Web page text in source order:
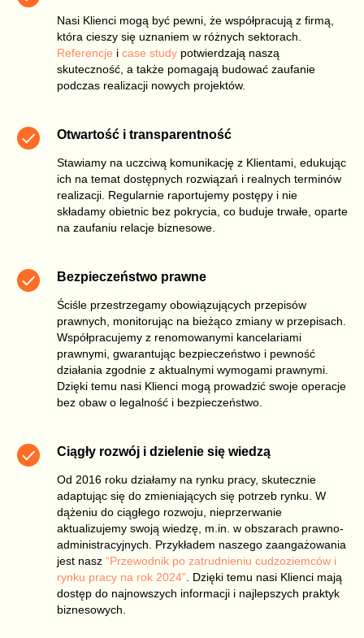
Nasi Klienci mogą być pewni, że współpracują z firmą,
która cieszy się uznaniem w różnych sektorach.
Referencje i case study potwierdzają naszą
skuteczność, a także pomagają budować zaufanie
podczas realizacji nowych projektów.
Otwartość i transparentność
Stawiamy na uczciwą komunikację z Klientami, edukując
ich na temat dostępnych rozwiązań i realnych terminów
realizacji. Regularnie raportujemy postępy i nie
składamy obietnic bez pokrycia, co buduje trwałe, oparte
na zaufaniu relacje biznesowe.
Bezpieczeństwo prawne
Ściśle przestrzegamy obowiązujących przepisów
prawnych, monitorując na bieżąco zmiany w przepisach.
Współpracujemy z renomowanymi kancelariami
prawnymi, gwarantując bezpieczeństwo i pewność
działania zgodnie z aktualnymi wymogami prawnymi.
Dzięki temu nasi Klienci mogą prowadzić swoje operacje
bez obaw o legalność i bezpieczeństwo.
Ciągły rozwój i dzielenie się wiedzą
Od 2016 roku działamy na rynku pracy, skutecznie
adaptując się do zmieniających się potrzeb rynku. W
dążeniu do ciągłego rozwoju, nieprzerwanie
aktualizujemy swoją wiedzę, m.in. w obszarach prawno-
administracyjnych. Przykładem naszego zaangażowania
jest nasz “Przewodnik po zatrudnieniu cudzoziemców i
rynku pracy na rok 2024” . Dzięki temu nasi Klienci mają
dostęp do najnowszych informacji i najlepszych praktyk
biznesowych.